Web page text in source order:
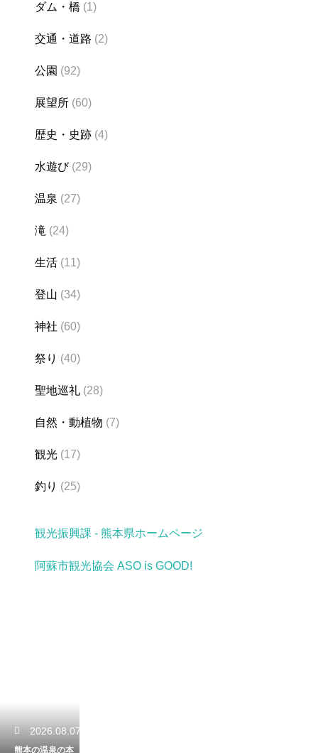
ダム・橋 (1)
交通・道路 (2)
公園 (92)
展望所 (60)
歴史・史跡 (4)
水遊び(29)
温泉 (27)
滝 (24)
生活 (11)
登山 (34)
神社 (60)
祭り (40)
聖地巡礼 (28)
自然・動植物 (7)
観光 (17)
釣り (25)
観光振興課 - 熊本県ホームページ
阿蘇市観光協会 ASO is GOOD!
2026.08.07
熊本の温泉の本